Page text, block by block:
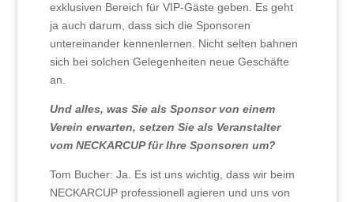
exklusiven Bereich für VIP-Gäste geben. Es geht
ja auch darum, dass sich die Sponsoren
untereinander kennenlernen. Nicht selten bahnen
sich bei solchen Gelegenheiten neue Geschäfte
an.
Und alles, was Sie als Sponsor von einem
Verein erwarten, setzen Sie als Veranstalter
vom NECKARCUP für Ihre Sponsoren um?
Tom Bucher: Ja. Es ist uns wichtig, dass wir beim
NECKARCUP professionell agieren und uns von